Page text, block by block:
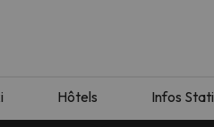
Hôtels Infos